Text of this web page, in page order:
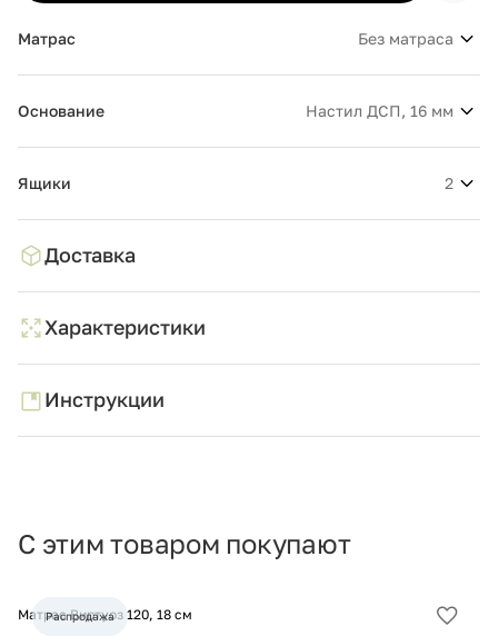
Матрас Без матраса
Основание Настил ДСП, 16 мм
Ящики 2
Доставка
Характеристики
Инструкции
С этим товаром покупают
Матрас Виртуоз 120, 18 см
Распродажа